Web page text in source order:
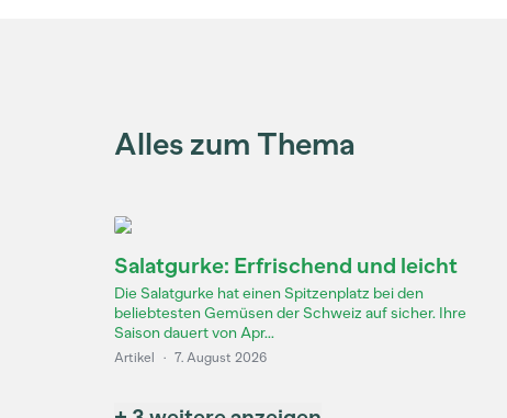
Alles zum Thema
Salatgurke: Erfrischend und leicht
Die Salatgurke hat einen Spitzenplatz bei den
beliebtesten Gemüsen der Schweiz auf sicher. Ihre
Saison dauert von Apr...
Artikel · 7. August 2026